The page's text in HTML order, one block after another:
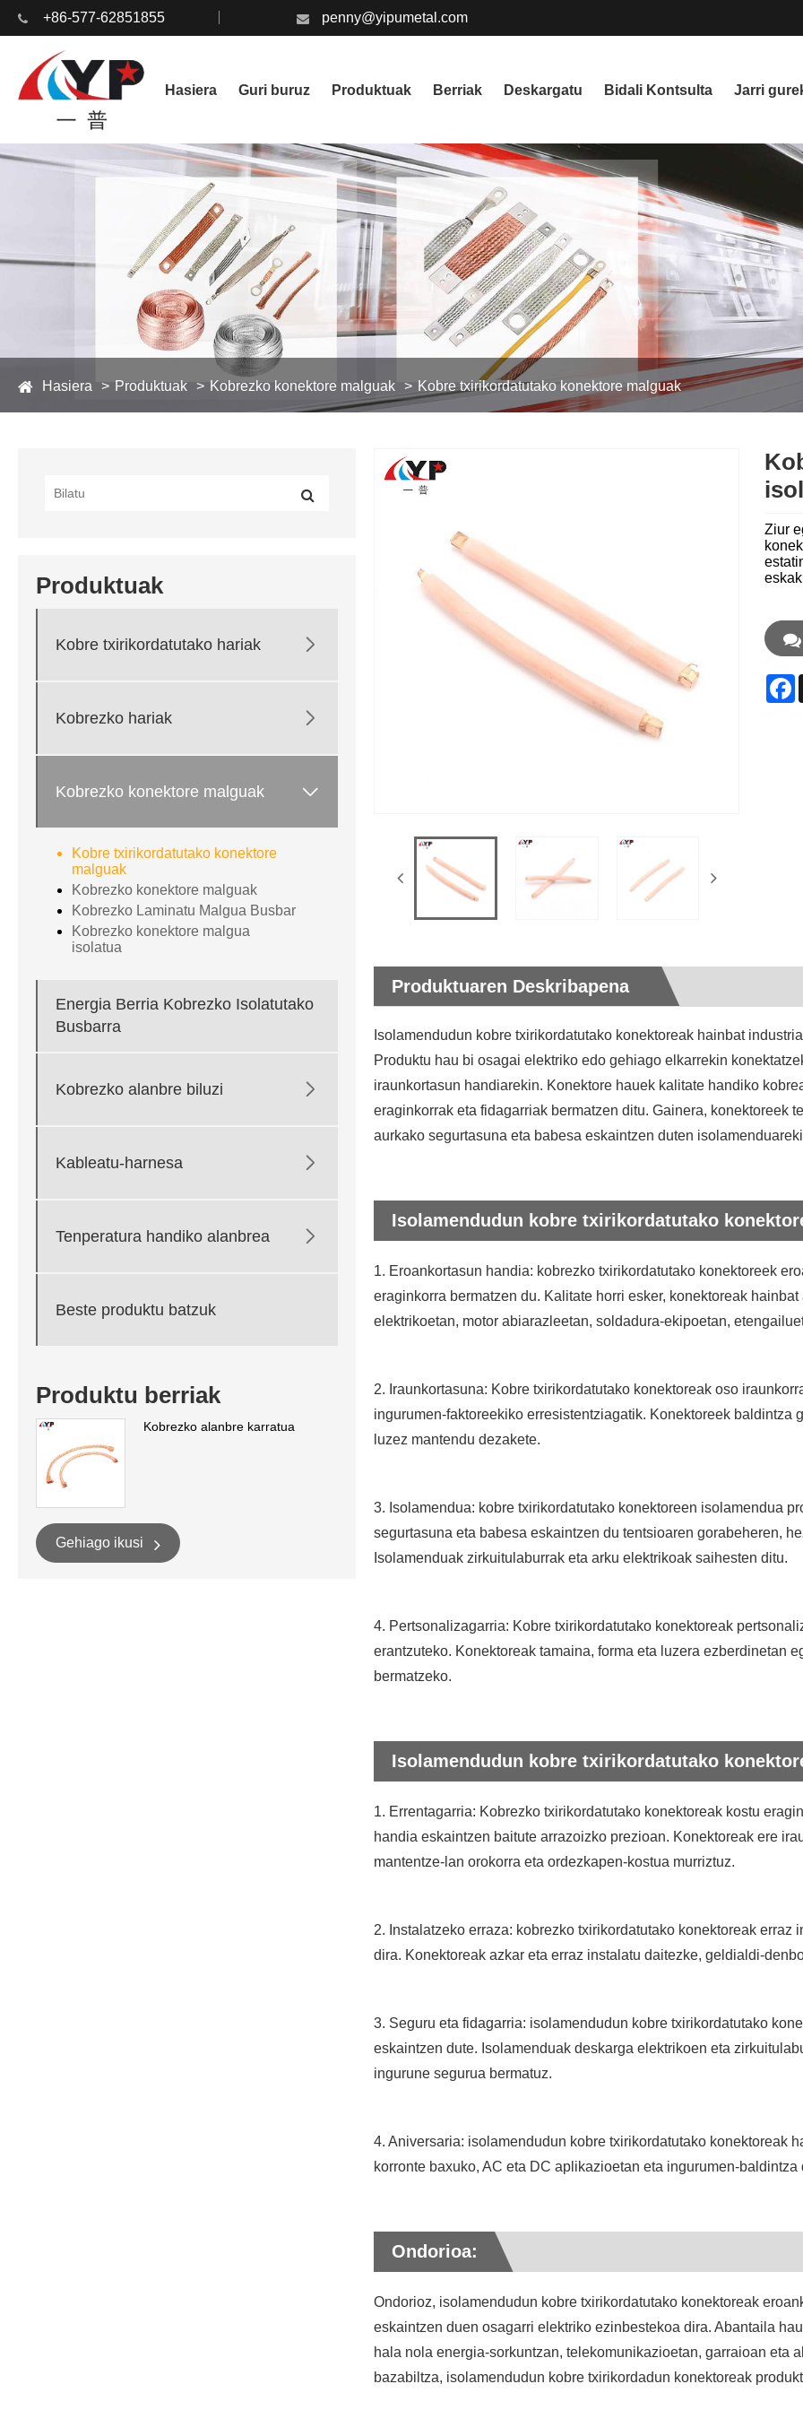
+86-577-62851855 penny@yipumetal.com
Hasiera Guri buruz Produktuak Berriak Deskargatu Bidali Kontsulta Jarri
Hasiera Produktuak Kobrezko konektore malguak Kobre txirikordatutako konektore malguak
Produktuak
Kobre txirikordatutako hariak 
Kobrezko hariak 
Kobrezko konektore malguak 
Kobre txirikordatutako konektore
malguak
Kobrezko konektore malguak
Kobrezko Laminatu Malgua Busbar
Kobrezko konektore malgua
isolatua
Energia Berria Kobrezko Isolatutako
Busbarra
Kobrezko alanbre biluzi 
Kableatu-harnesa 
Tenperatura handiko alanbrea 
Beste produktu batzuk
Produktu berriak
Kobrezko alanbre karratua
Gehiago ikusi
Ziur
Produktuaren Deskribapena
Isolamendudun kobre txirikordatutako konektoreak hainbat
Produktu hau bi osagai elektriko edo gehiago elkarrekin
iraunkortasun handiarekin. Konektore hauek kalitate handiko
eraginkorrak eta fidagarriak bermatzen ditu. Gainera, konektoreek
aurkako segurtasuna eta babesa eskaintzen duten
Isolamendudun kobre txirikordatutako
1. Eroankortasun handia: kobrezko txirikordatutako konektoreek
eraginkorra bermatzen du. Kalitate horri esker, konektoreak
elektrikoetan, motor abiarazleetan, soldadura-ekipoetan,
2. Iraunkortasuna: Kobre txirikordatutako konektoreak oso
ingurumen-faktoreekiko erresistentziagatik. Konektoreek
luzez mantendu dezakete.
3. Isolamendua: kobre txirikordatutako konektoreen isolamendua
segurtasuna eta babesa eskaintzen du tentsioaren gorabeheren,
Isolamenduak zirkuitulaburrak eta arku elektrikoak saihesten ditu.
4. Pertsonalizagarria: Kobre txirikordatutako konektoreak
erantzuteko. Konektoreak tamaina, forma eta luzera ezberdinetan
bermatzeko.
Isolamendudun kobre txirikordatutako
1. Errentagarria: Kobrezko txirikordatutako konektoreak kostu
handia eskaintzen baitute arrazoizko prezioan. Konektoreak ere
mantentze-lan orokorra eta ordezkapen-kostua murriztuz.
2. Instalatzeko erraza: kobrezko txirikordatutako konektoreak
dira. Konektoreak azkar eta erraz instalatu daitezke, geldialdi-
3. Seguru eta fidagarria: isolamendudun kobre txirikordatutako
eskaintzen dute. Isolamenduak deskarga elektrikoen eta
ingurune segurua bermatuz.
4. Aniversaria: isolamendudun kobre txirikordatutako konektoreak
korronte baxuko, AC eta DC aplikazioetan eta ingurumen-baldintza
Ondorioa:
Ondorioz, isolamendudun kobre txirikordatutako konektoreak
eskaintzen duen osagarri elektriko ezinbestekoa dira. Abantaila
hala nola energia-sorkuntzan, telekomunikazioetan, garraioan eta
bazabiltza, isolamendudun kobre txirikordadun konektoreak